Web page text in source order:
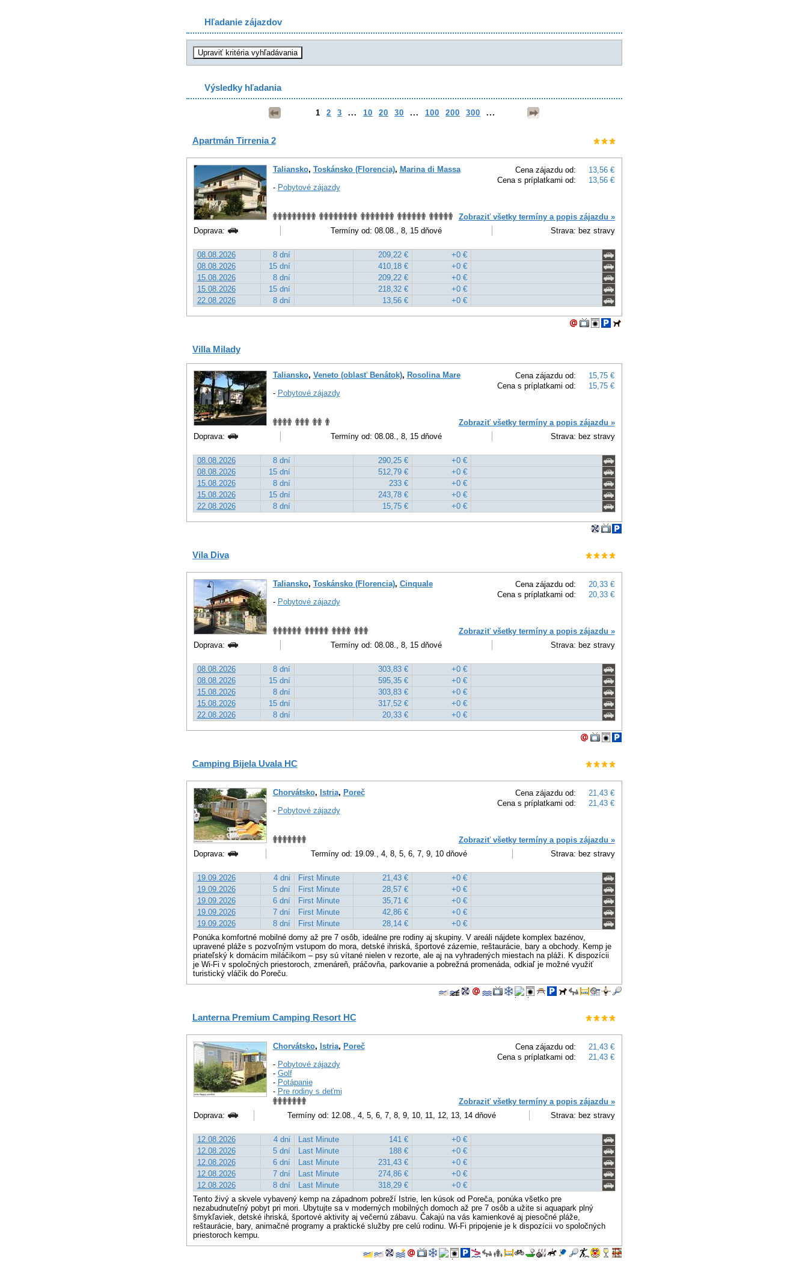
Hľadanie zájazdov
Výsledky hľadania
1 2 3 ... 10 20 30 ... 100 200 300 ...
Apartmán Tirrenia 2
Cena zájazdu od:
13,56 €
Cena s príplatkami od:
13,56 €
Taliansko, Toskánsko (Florencia), Marina di Massa
- Pobytové zájazdy
Zobraziť všetky termíny a popis zájazdu »
Doprava:
Termíny od: 08.08., 8, 15 dňové Strava: bez stravy
08.08.2026 8 dní 209,22 €
+0 €
08.08.2026
15 dní 410,18 €
+0 €
15.08.2026
8 dní 209,22 €
+0 €
15.08.2026
15 dní 218,32 €
+0 €
22.08.2026
8 dní 13,56 € +0 €
Villa Milady
Cena zájazdu od:
15,75 €
Cena s príplatkami od:
15,75 €
Taliansko, Veneto (oblasť Benátok), Rosolina Mare
- Pobytové zájazdy
Zobraziť všetky termíny a popis zájazdu »
Doprava:
Termíny od: 08.08., 8, 15 dňové Strava: bez stravy
08.08.2026 8 dní 290,25 €
+0 €
08.08.2026
15 dní 512,79 €
+0 €
15.08.2026
8 dní 233 €
+0 €
15.08.2026
15 dní 243,78 €
+0 €
22.08.2026
8 dní 15,75 € +0 €
Vila Diva
Cena zájazdu od:
20,33 €
Cena s príplatkami od:
20,33 €
Taliansko, Toskánsko (Florencia), Cinquale
- Pobytové zájazdy
Zobraziť všetky termíny a popis zájazdu »
Doprava:
Termíny od: 08.08., 8, 15 dňové Strava: bez stravy
08.08.2026 8 dní 303,83 €
+0 €
08.08.2026
15 dní 595,35 €
+0 €
15.08.2026
8 dní 303,83 €
+0 €
15.08.2026
15 dní 317,52 €
+0 €
22.08.2026
8 dní 20,33 € +0 €
Camping Bijela Uvala HC
Cena zájazdu od:
21,43 €
Cena s príplatkami od:
21,43 €
Chorvátsko, Istria, Poreč
- Pobytové zájazdy
Zobraziť všetky termíny a popis zájazdu »
Doprava:
Termíny od: 19.09., 4, 8, 5, 6, 7, 9, 10 dňové Strava: bez stravy
19.09.2026 4 dni First Minute 21,43 €
+0 €
19.09.2026
5 dní First Minute 28,57 €
+0 €
19.09.2026
6 dní First Minute 35,71 €
+0 €
19.09.2026
7 dní First Minute 42,86 €
+0 €
19.09.2026
8 dní First Minute 28,14 €
+0 €
Ponúka komfortné mobilné domy až pre 7 osôb, ideálne pre rodiny aj skupiny. V areáli nájdete komplex bazénov,
upravené pláže s pozvoľným vstupom do mora, detské ihriská, športové zázemie, reštaurácie, bary a obchody. Kemp je
priateľský k domácim miláčikom – psy sú vítané nielen v rezorte, ale aj na vyhradených miestach na pláži. K dispozícii
je Wi-Fi v spoločných priestoroch, zmenáreň, práčovňa, parkovanie a pobrežná promenáda, odkiaľ je možné využiť
turistický vláčik do Poreču.
Lanterna Premium Camping Resort HC
Cena zájazdu od:
21,43 €
Cena s príplatkami od:
21,43 €
Chorvátsko, Istria, Poreč
- Pobytové zájazdy
- Golf
- Potápanie
- Pre rodiny s deťmi
Zobraziť všetky termíny a popis zájazdu »
Doprava:
Termíny od: 12.08., 4, 5, 6, 7, 8, 9, 10, 11, 12, 13, 14 dňové Strava: bez stravy
12.08.2026 4 dni Last Minute 141 €
+0 €
12.08.2026
5 dní Last Minute 188 €
+0 €
12.08.2026
6 dní Last Minute 231,43 €
+0 €
12.08.2026
7 dní Last Minute 274,86 €
+0 €
12.08.2026
8 dní Last Minute 318,29 €
+0 €
Tento živý a skvele vybavený kemp na západnom pobreží Istrie, len kúsok od Poreča, ponúka všetko pre
nezabudnuteľný pobyt pri mori. Ubytujte sa v moderných mobilných domoch až pre 7 osôb a užite si aquapark plný
šmykľaviek, detské ihriská, športové aktivity aj večernú zábavu. Čakajú na vás kamienkové aj piesočné pláže,
reštaurácie, bary, animačné programy a praktické služby pre celú rodinu. Wi-Fi pripojenie je k dispozícii vo spoločných
priestoroch kempu.